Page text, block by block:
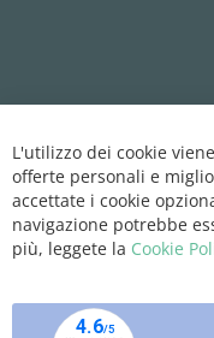
L'utilizzo dei cookie
offerte personali e
accettate i cookie
navigazione potrebbe
più, leggete la Cookie